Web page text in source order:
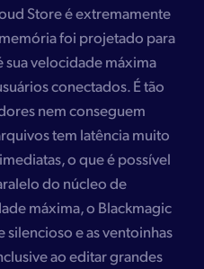
Store é extremamente
foi projetado para
sua velocidade máxima
conectados. É tão
nem conseguem
tem latência muito
o que é possível
do núcleo de
máxima, o Blackmagic
e as ventoinhas
ao editar grandes